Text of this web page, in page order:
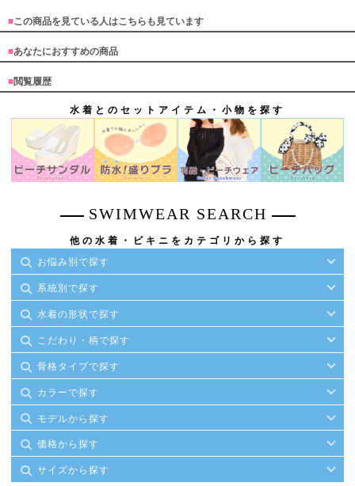
■この商品を見ている人はこちらも見ています
■あなたにおすすめの商品
■閲覧履歴
水着とのセットアイテム・小物を探す
SWIMWEAR SEARCH
他の水着・ビキニをカテゴリから探す
お悩み別で探す
系統別で探す
水着の形状で探す
こだわり・柄で探す
骨格タイプで探す
カラーで探す
モデルから探す
価格から探す
サイズから探す